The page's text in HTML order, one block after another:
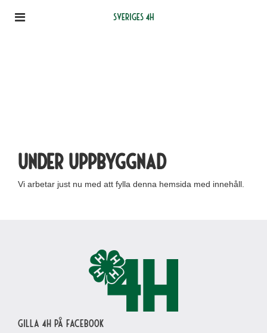
Sveriges 4H
Under uppbyggnad
Vi arbetar just nu med att fylla denna hemsida med innehåll.
Gilla 4H på Facebook